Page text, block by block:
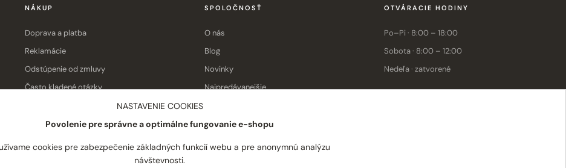
NÁKUP
Doprava a platba
Reklamácie
Odstúpenie od zmluvy
Často kladené otázky
SPOLOČNOSŤ
O nás
Blog
Novinky
Najpredávanejšie
OTVÁRACIE HODINY
Po–Pi · 8:00 – 18:00
Sobota · 8:00 – 12:00
Nedeľa · zatvorené
NASTAVENIE COOKIES
Povolenie pre správne a optimálne fungovanie e-shopu
cookies pre zabezpečenie základných funkcií webu a pre anonymnú analýzu
návštevnosti.